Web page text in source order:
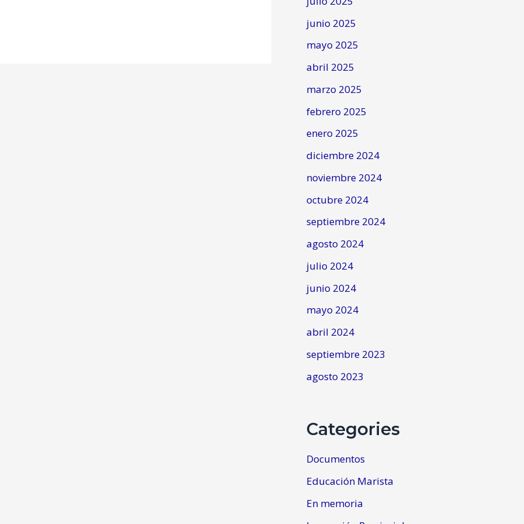
junio 2025
mayo 2025
abril 2025
marzo 2025
febrero 2025
enero 2025
diciembre 2024
noviembre 2024
octubre 2024
septiembre 2024
agosto 2024
julio 2024
junio 2024
mayo 2024
abril 2024
septiembre 2023
agosto 2023
Categories
Documentos
Educación Marista
En memoria